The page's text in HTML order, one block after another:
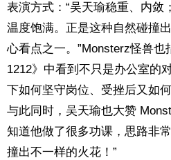
表演方式：“吴天瑜稳重、内敛
温度饱满。正是这种自然碰撞
心看点之一。”Monsterz怪兽
1212》中看到不只是办公室的
下如何坚守岗位、受挫后又如
与此同时，吴天瑜也大赞
知道他做了很多功课，思路非
撞出不一样的火花！”